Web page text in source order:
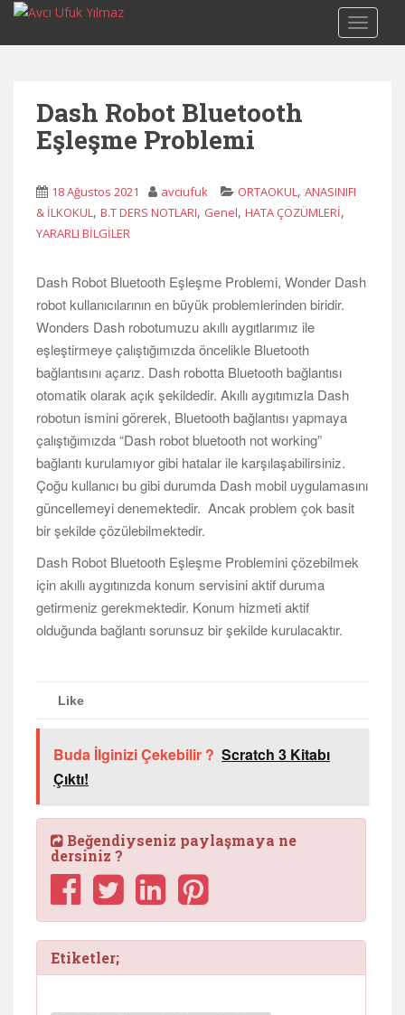
i
Dash Robot Bluetooth
Eşleşme Problemi
18 Ağustos 2021 avciufuk ORTAOKUL, ANASINIFI
& İLKOKUL, B.T DERS NOTLARI, Genel, HATA ÇÖZÜMLERİ,
YARARLI BİLGİLER
Dash Robot Bluetooth Eşleşme Problemi, Wonder Dash
robot kullanıcılarının en büyük problemlerinden biridir.
Wonders Dash robotumuzu akıllı aygıtlarımız ile
eşleştirmeye çalıştığımızda öncelikle Bluetooth
bağlantısını açarız. Dash robotta Bluetooth bağlantısı
otomatik olarak açık şekildedir. Akıllı aygıtımızla Dash
robotun ismini görerek, Bluetooth bağlantısı yapmaya
çalıştığımızda “Dash robot bluetooth not working”
bağlantı kurulamıyor gibi hatalar ile karşılaşabilirsiniz.
Çoğu kullanıcı bu gibi durumda Dash mobil uygulamasını
güncellemeyi denemektedir. Ancak problem çok basit
bir şekilde çözülebilmektedir.
Dash Robot Bluetooth Eşleşme Problemini çözebilmek
için akıllı aygıtınızda konum servisini aktif duruma
getirmeniz gerekmektedir. Konum hizmeti aktif
olduğunda bağlantı sorunsuz bir şekilde kurulacaktır.
Like
Buda İlginizi Çekebilir ? Scratch 3 Kitabı
Çıktı!
Beğendiyseniz paylaşmaya ne
dersiniz ?
Etiketler;